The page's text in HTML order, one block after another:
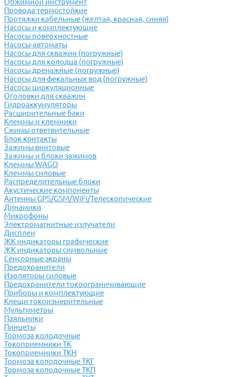
Обжимной инструмент
Провода термостойкие
Протяжки кабельные (желтая, красная, синяя)
Насосы и комплектующие
Насосы поверхностные
Насосы-автоматы
Насосы для скважин (погружные)
Насосы для колодца (погружные)
Насосы дренажные (погружные)
Насосы для фекальных вод (погружные)
Насосы циркуляционные
Оголовки для скважин
Гидроаккумуляторы
Расширительные баки
Клеммы и клемники
Cжимы ответвительные
Блок контакты
Зажимы винтовые
Зажимы и блоки зажимов
Клеммы WAGO
Клеммы силовые
Распределительные блоки
Акустические компоненты
Антенны GPS/GSM/WiFi/Телескопические
Динамики
Микрофоны
Электромагнитные излучатели
Дисплеи
ЖК индикаторы графические
ЖК индикаторы символьные
Сенсорные экраны
Предохранители
Изоляторы силовые
Предохранители токоограничивающие
Приборы и комплектующие
Клещи токоизмерительные
Мультиметры
Паяльники
Пинцеты
Тормоза колодочные
Токоприемники ТК
Токоприемники ТКН
Тормоза колодочные ТКГ
Тормоза колодочные ТКП